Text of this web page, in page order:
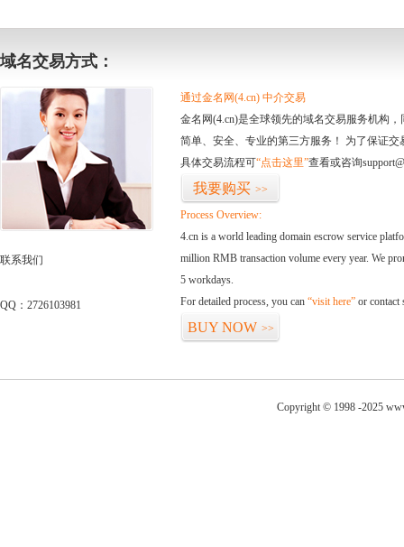
域名交易方式：
联系我们
QQ：2726103981
通过金名网(4.cn) 中介交易
金名网(4.cn)是全球领先的域名交易服务机构
简单、安全、专业的第三方服务！ 为了保证
具体交易流程可“点击这里”查看或咨询
我要购买 >>
Process Overview:
4.cn is a world leading domain escrow service
million RMB transaction volume every year. We
5 workdays.
For detailed process, you can “visit here” or contact
BUY NOW >>
Copyright © 1998 -2025